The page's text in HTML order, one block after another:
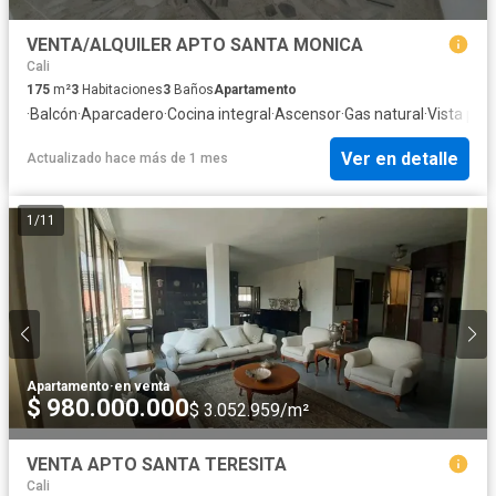
VENTA/ALQUILER APTO SANTA MONICA
Cali
175 m²3 Habitaciones3 BañosApartamento
·Balcón·Aparcadero·Cocina integral·Ascensor·Gas natural·Vista
Actualizado hace más de 1 mes Ver en detalle
1 /11
Apartamento·en venta
$ 980.000.000$ 3.052.959/m²
VENTA APTO SANTA TERESITA
Cali